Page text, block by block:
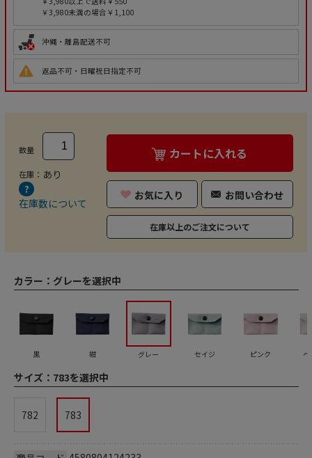
￥3,980未満の場合￥1,100
沖縄・離島配送不可
返品不可・日曜祝日指定不可
数量
在庫： あり
在庫数について
カートに入れる
お気に入り お問い合わせ
在庫以上のご注文について
カラー： グレーを選択中
黒 紺 グレー セイジ ピンク ベ
サイズ： 783を選択中
782 783